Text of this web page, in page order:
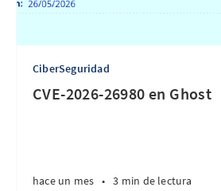
CiberSeguridad
CVE-2026-26980 en Ghost
hace un mes • 3 min de lectura